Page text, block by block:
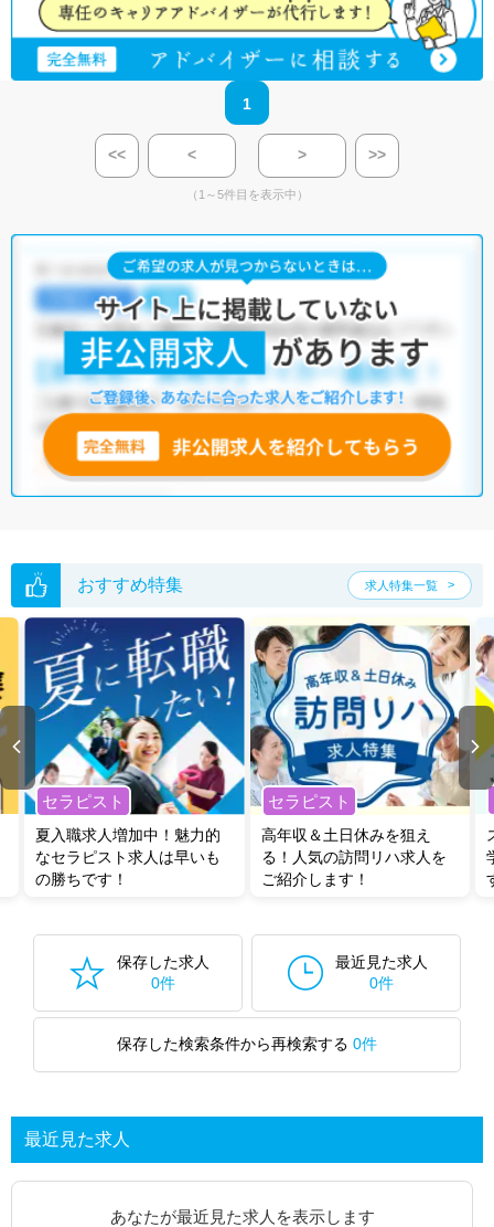
1
<< < > >>
（1～5件目を表示中）
おすすめ特集 求人特集一覧
セラピスト
夏入職求人増加中！魅力的
なセラピスト求人は早いも
の勝ちです！
セラピスト
高年収＆土日休みを狙え
る！人気の訪問リハ求人を
ご紹介します！
保存した求人
0件
最近見た求人
0件
保存した検索条件から再検索する 0件
最近見た求人
あなたが最近見た求人を表示します